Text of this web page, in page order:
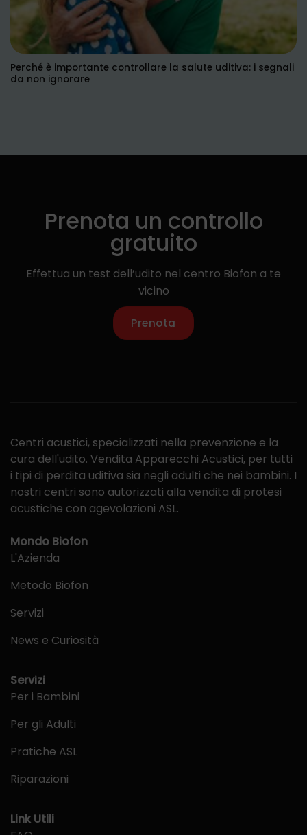
Perché è importante controllare la salute uditiva: i segnali
da non ignorare
Prenota un controllo
gratuito
Effettua un test dell’udito nel centro Biofon a te
vicino
Prenota
Centri acustici, specializzati nella prevenzione e la
cura dell'udito. Vendita Apparecchi Acustici, per tutti
i tipi di perdita uditiva sia negli adulti che nei bambini. I
nostri centri sono autorizzati alla vendita di protesi
acustiche con agevolazioni ASL.
Mondo Biofon
L'Azienda
Metodo Biofon
Servizi
News e Curiosità
Servizi
Per i Bambini
Per gli Adulti
Pratiche ASL
Riparazioni
Link Utili